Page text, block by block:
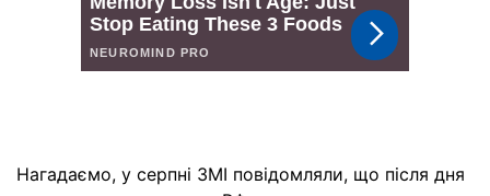
Нагадаємо, у серпні ЗМІ повідомляли, що після дня